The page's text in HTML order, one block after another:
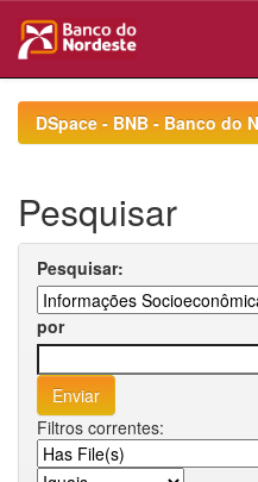
navigationDSpace - BNB - Banco do
Pesquisar
Pesquisar:
por
Filtros correntes: